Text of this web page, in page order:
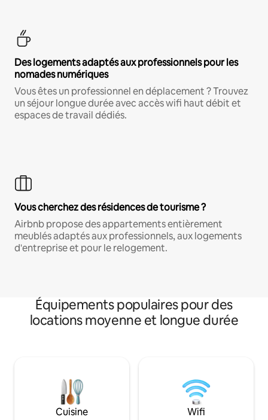
Des logements adaptés aux professionnels pour les
nomades numériques
Vous êtes un professionnel en déplacement ? Trouvez
un séjour longue durée avec accès wifi haut débit et
espaces de travail dédiés.
Vous cherchez des résidences de tourisme ?
Airbnb propose des appartements entièrement
meublés adaptés aux professionnels, aux logements
d'entreprise et pour le relogement.
Équipements populaires pour des
locations moyenne et longue durée
Cuisine Wifi